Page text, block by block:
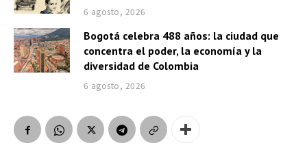
6 agosto, 2026
Bogotá celebra 488 años: la ciudad que
concentra el poder, la economía y la
diversidad de Colombia
6 agosto, 2026